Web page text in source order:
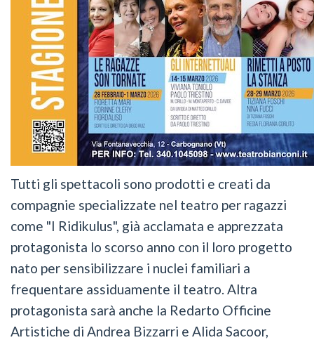
Tutti gli spettacoli sono prodotti e creati da
compagnie specializzate nel teatro per ragazzi
come "I Ridikulus", già acclamata e apprezzata
protagonista lo scorso anno con il loro progetto
nato per sensibilizzare i nuclei familiari a
frequentare assiduamente il teatro. Altra
protagonista sarà anche la Redarto Officine
Artistiche di Andrea Bizzarri e Alida Sacoor,